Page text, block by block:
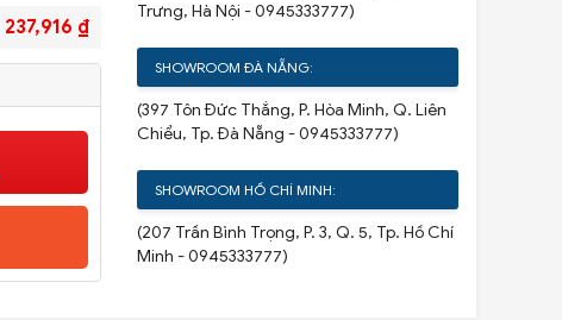
237,916 ₫
Trưng, Hà Nội - 0945333777)
SHOWROOM ĐÀ NẴNG:
(397 Tôn Đức Thắng, P. Hòa Minh, Q. Liên
Chiểu, Tp. Đà Nẵng - 0945333777)
SHOWROOM HỒ CHÍ MINH:
(207 Trần Bình Trọng, P. 3, Q. 5, Tp. Hồ Chí
Minh - 0945333777)